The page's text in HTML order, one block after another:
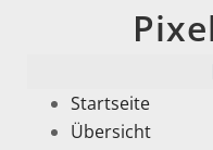
Startseite
Übersicht